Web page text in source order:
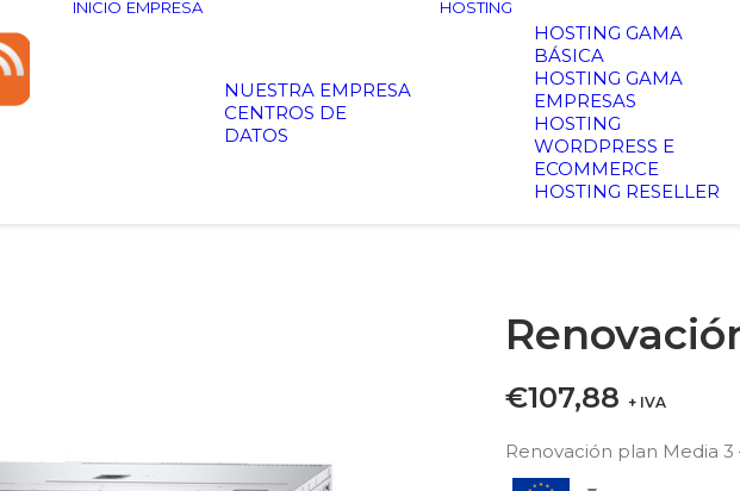
INICIO EMPRESA
NUESTRA EMPRESA
CENTROS DE
DATOS
HOSTING
HOSTING GAMA
BÁSICA
HOSTING GAMA
EMPRESAS
HOSTING
WORDPRESS E
ECOMMERCE
HOSTING RESELLER
€107,88 + IVA
Renovación plan Media 3